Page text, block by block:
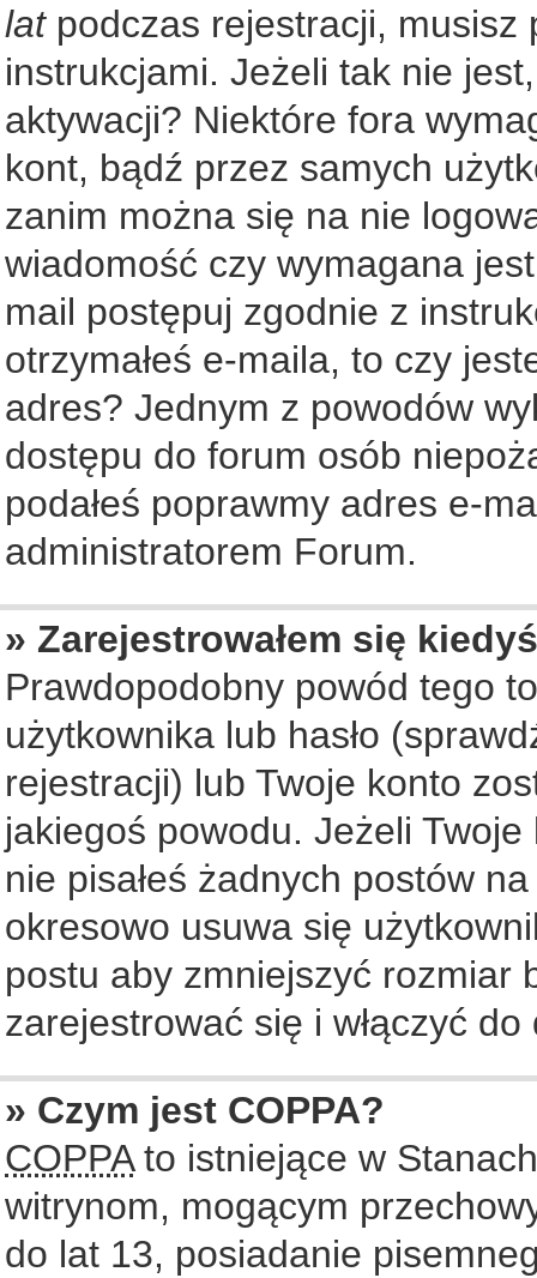
latpodczas rejestracji, musisz
instrukcjami. Jeżeli tak nie
aktywacji? Niektóre fora
kont, bądź przez samych
zanim można się na nie
wiadomość czy wymagana
mail postępuj zgodnie z
otrzymałeś e-maila, to czy
adres? Jednym z powodów
dostępu do forum osób
podałeś poprawmy adres e-
administratorem Forum.
» Zarejestrowałem się
Prawdopodobny powód tego
użytkownika lub hasło
rejestracji) lub Twoje konto
jakiegoś powodu. Jeżeli
nie pisałeś żadnych postów
okresowo usuwa się
postu aby zmniejszyć rozmiar
zarejestrować się i włączyć
» Czym jest COPPA?
COPPAto istniejące w
witrynom, mogącym
do lat 13, posiadanie